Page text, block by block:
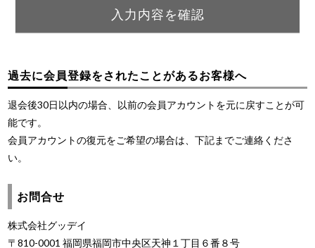
過去に会員登録をされたことがあるお客様へ
退会後30日以内の場合、以前の会員アカウントを元に戻すことが可
能です。
会員アカウントの復元をご希望の場合は、下記までご連絡くださ
い。
お問合せ
株式会社グッデイ
〒810-0001 福岡県福岡市中央区天神１丁目６番８号